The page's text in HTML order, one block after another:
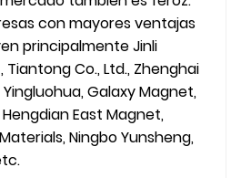
con mayores ventajas
principalmente Jinli
Co., Ltd., Zhenghai
Galaxy Magnet,
East Magnet,
Ningbo Yunsheng,